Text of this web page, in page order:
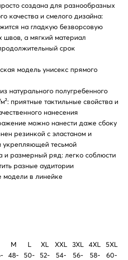
создана для разнообразных
качества и смелого дизайна:
на гладкую безворсовую
швов, а мягкий материал
срок
модель унисекс прямого
натурального полугребенного
приятные тактильные свойства и
нанесения
можно нанести даже сбоку
резинкой с эластаном и
тесьмой
и размерный ряд: легко соблюсти
разные аудитории
модели в линейке
M
48-
L
50-
XL
52-
XXL
54-
3XL
56-
4XL
58-
5XL
60-